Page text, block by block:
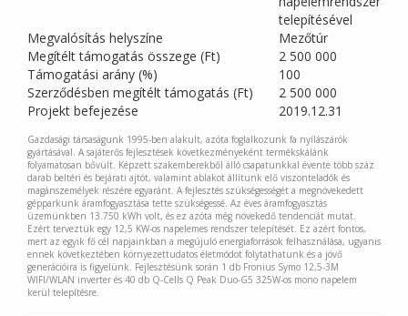
telepítésével
Megvalósítás helyszíne
Mezőtúr
Megítélt támogatás összege (Ft)
2 500 000
Támogatási arány (%)
100
Szerződésben megítélt támogatás (Ft)
2 500 000
Projekt befejezése
2019.12.31
Gazdasági társaságunk 1995-ben alakult, azóta foglalkozunk fa nyílászárók
gyártásával. A sajáterős fejlesztések következményeként termékskálánk
folyamatosan bővült. Képzett szakemberekből álló csapatunkkal évente több száz
darab beltéri és bejárati ajtót, valamint ablakot állítunk elő viszonteladók és
magánszemélyek részére egyaránt. A fejlesztés szükségességét a megnövekedett
gépparkunk áramfogyasztása tette szükségessé. Az éves áramfogyasztás
üzemünkben 13.750 kWh volt, és ez azóta még növekedő tendenciát mutat.
Ezért terveztük egy 12,5 KW-os napelemes rendszer telepítését. Ez azért fontos,
mert az egyik fő cél napjainkban a megújuló energiaforrások felhasználása, ugyanis
ennek következtében környezettudatos életmódot folytathatunk és a jövő
generációira is figyelünk. Fejlesztésünk során 1 db Fronius Symo 12,5-3M
WIFI/WLAN inverter és 40 db Q-Cells Q Peak Duo-G5 325W-os mono napelem
kerül telepítésre.